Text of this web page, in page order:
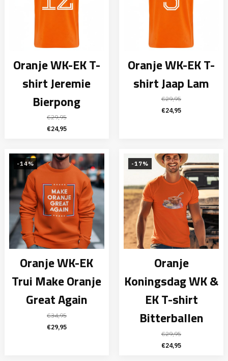
Oranje WK-EK T-
shirt Jeremie
Bierpong
€29,95
Oorspronkelijke
was:
€29,95.
€24,95Huidige
is:
€24,95.
Oranje WK-EK T-
shirt Jaap Lam
€29,95
Oorspronkelijke
€24,95Huidige
-14%
Oranje WK-EK
Trui Make Oranje
Great Again
€34,95
Oorspronkelijke
€29,95Huidige
-17%
Oranje
Koningsdag WK &
EK T-shirt
Bitterballen
€29,95
Oorspronkelijke
€24,95Huidige